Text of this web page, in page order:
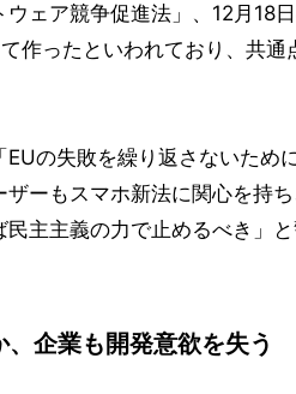
ェア競争促進法」、12月18
作ったといわれており、共通
の失敗を繰り返さないため
ーもスマホ新法に関心を持
主主義の力で止めるべき」
企業も開発意欲を失う